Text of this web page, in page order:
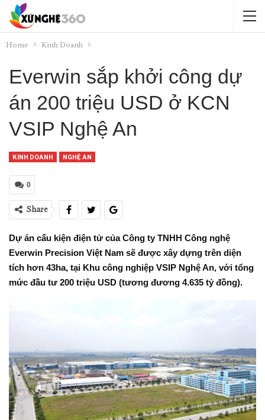
Home Kinh Doanh
Everwin sắp khởi công dự
án 200 triệu USD ở KCN
VSIP Nghệ An
KINH DOANH NGHỆ AN
0
Share
Dự án cấu kiện điện tử của Công ty TNHH Công nghệ
Everwin Precision Việt Nam sẽ được xây dựng trên diện
tích hơn 43ha, tại Khu công nghiệp VSIP Nghệ An, với tổng
mức đầu tư 200 triệu USD (tương đương 4.635 tỷ đồng).